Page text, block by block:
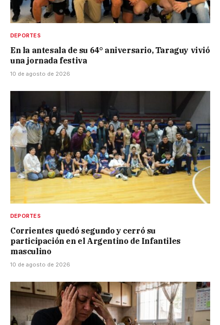
DEPORTES
En la antesala de su 64° aniversario, Taraguy vivió
una jornada festiva
10 de agosto de 2026
DEPORTES
Corrientes quedó segundo y cerró su
participación en el Argentino de Infantiles
masculino
10 de agosto de 2026